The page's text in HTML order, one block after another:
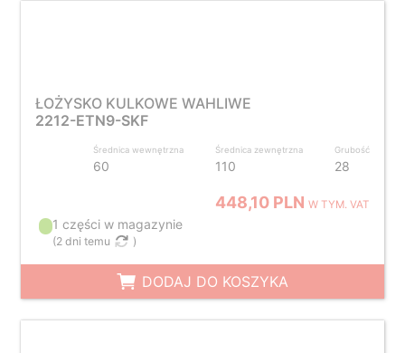
ŁOŻYSKO KULKOWE WAHLIWE
2212-ETN9-SKF
Średnica wewnętrzna
60
Średnica zewnętrzna
110
Grubość
28
448,10 PLNW TYM. VAT
1 części w magazynie
(2 dni temu )
DODAJ DO KOSZYKA